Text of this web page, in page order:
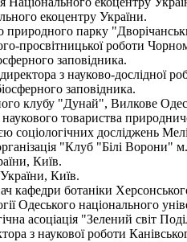
екоцентру України.
парку
просвітницької роботи
заповідника.
з науково-дослідної
заповідника.
клубу "Дунай", Вилкове
товариства
соціологічних досліджень
"Клуб "Білі Ворони" м.
Київ.
Київ.
кафедри ботаніки
Одеського національного
асоціація "Зелений світ
з наукової роботи